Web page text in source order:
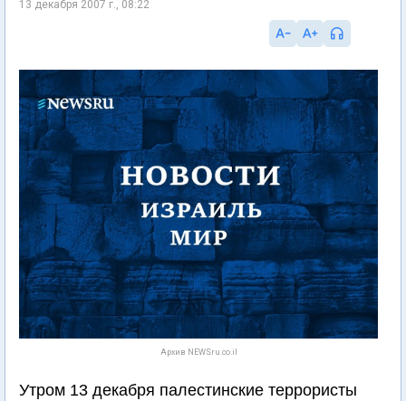
13 декабря 2007 г., 08:22
Архив NEWSru.co.il
Утром 13 декабря палестинские террористы